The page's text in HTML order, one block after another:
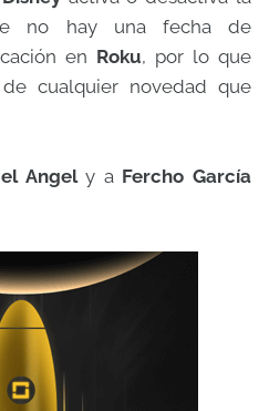
no hay una fecha de
en Roku, por lo que
cualquier novedad que
Angely a Fercho García